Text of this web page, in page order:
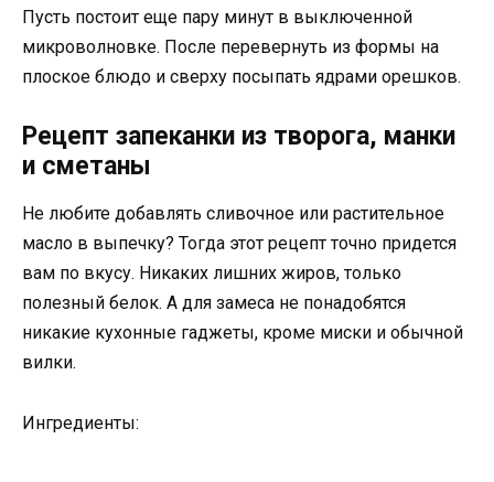
Пусть постоит еще пару минут в выключенной
микроволновке. После перевернуть из формы на
плоское блюдо и сверху посыпать ядрами орешков.
Рецепт запеканки из творога, манки
и сметаны
Не любите добавлять сливочное или растительное
масло в выпечку? Тогда этот рецепт точно придется
вам по вкусу. Никаких лишних жиров, только
полезный белок. А для замеса не понадобятся
никакие кухонные гаджеты, кроме миски и обычной
вилки.
Ингредиенты: